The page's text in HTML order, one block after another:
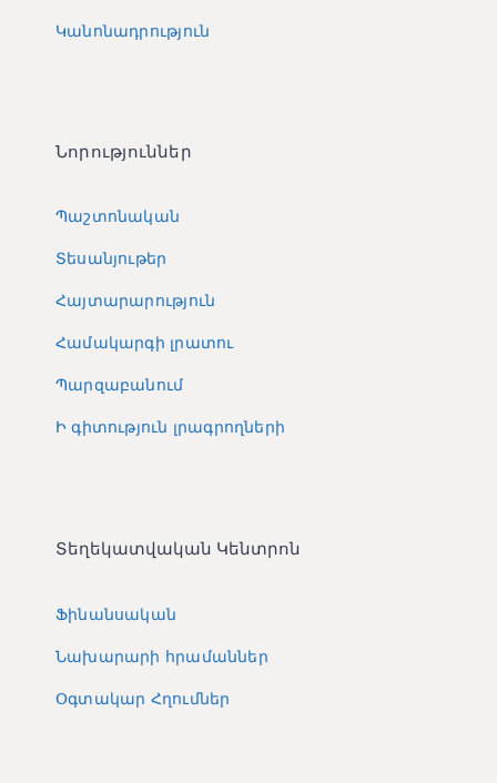
Կանոնադրություն
Նորություններ
Պաշտոնական
Տեսանյութեր
Հայտարարություն
Համակարգի լրատու
Պարզաբանում
Ի գիտություն լրագրողների
Տեղեկատվական Կենտրոն
Ֆինանսական
Նախարարի հրամաններ
Օգտակար Հղումներ